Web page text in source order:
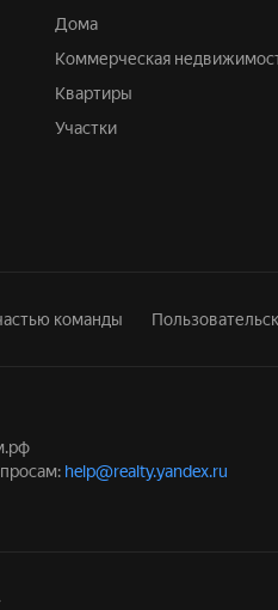
Дома
Коммерческая
Квартиры
Участки
команды
help@realty.yandex.ru